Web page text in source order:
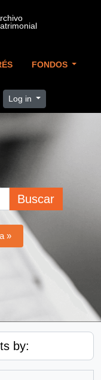
FONDOS
Log in
Buscar
»
by: